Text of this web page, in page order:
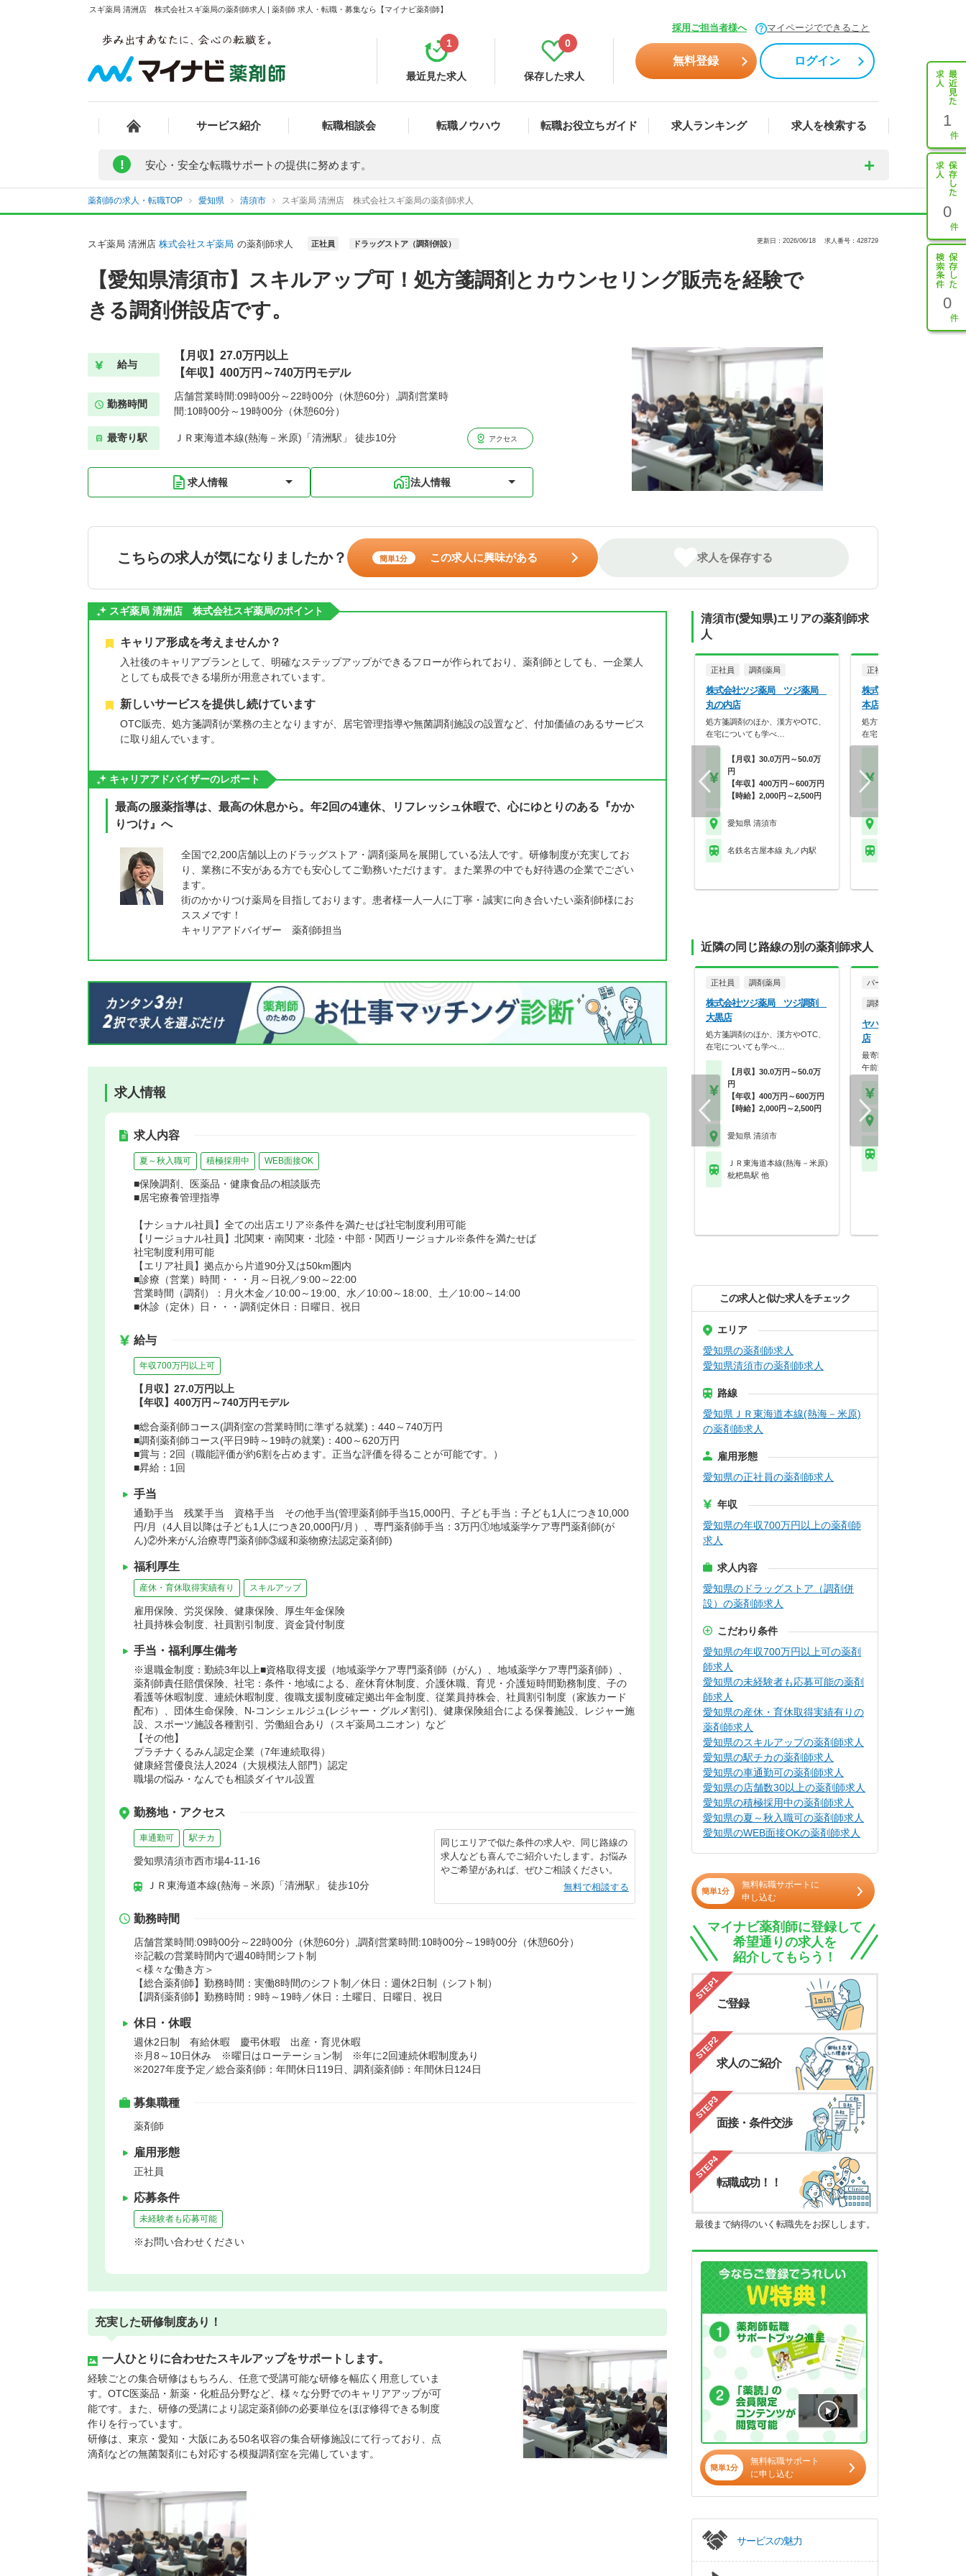
スギ薬局 清洲店 株式会社スギ薬局の薬剤師求人 | 薬剤師 求人・転職・募集なら【マイナビ薬剤師】
採用ご担当者様へ マイページでできること
最近見た求人
1
保存した求人
0
無料登録 ログイン
サービス紹介 転職相談会 転職ノウハウ 転職お役立ちガイド 求人ランキング 求人を検索する 1
0
0
! 安心・安全な転職サポートの提供に努めます。
薬剤師の求人・転職TOP 愛知県 清須市 スギ薬局 清洲店 株式会社スギ薬局の薬剤師求人
スギ薬局 清洲店 株式会社スギ薬局 の薬剤師求人 正社員 ドラッグストア（調剤併設） 更新日：2026/06/18 求人番号：428729
【愛知県清須市】スキルアップ可！処方箋調剤とカウンセリング販売を経験で
きる調剤併設店です。
給与
【月収】27.0万円以上
【年収】400万円～740万円モデル
勤務時間
店舗営業時間:09時00分～22時00分（休憩60分）,調剤営業時
間:10時00分～19時00分（休憩60分）
最寄り駅 ＪＲ東海道本線(熱海－米原)「清洲駅」 徒歩10分 アクセス
求人情報 法人情報
こちらの求人が気になりましたか？ 簡単1分 この求人に興味がある 求人を保存する
スギ薬局 清洲店 株式会社スギ薬局のポイント
キャリア形成を考えませんか？
入社後のキャリアプランとして、明確なステップアップができるフローが作られており、薬剤師としても、一企業人
としても成長できる場所が用意されています。
新しいサービスを提供し続けています
OTC販売、処方箋調剤が業務の主となりますが、居宅管理指導や無菌調剤施設の設置など、付加価値のあるサービス
に取り組んでいます。
キャリアアドバイザーのレポート
最高の服薬指導は、最高の休息から。年2回の4連休、リフレッシュ休暇で、心にゆとりのある『かか
りつけ』へ
全国で2,200店舗以上のドラッグストア・調剤薬局を展開している法人です。研修制度が充実してお
り、業務に不安がある方でも安心してご勤務いただけます。また業界の中でも好待遇の企業でござい
ます。
街のかかりつけ薬局を目指しております。患者様一人一人に丁寧・誠実に向き合いたい薬剤師様にお
ススメです！
キャリアアドバイザー 薬剤師担当
求人情報
求人内容
夏～秋入職可 積極採用中 WEB面接OK
■保険調剤、医薬品・健康食品の相談販売
■居宅療養管理指導
【ナショナル社員】全ての出店エリア※条件を満たせば社宅制度利用可能
【リージョナル社員】北関東・南関東・北陸・中部・関西リージョナル※条件を満たせば
社宅制度利用可能
【エリア社員】拠点から片道90分又は50km圏内
■診療（営業）時間・・・月～日祝／9:00～22:00
営業時間（調剤）：月火木金／10:00～19:00、水／10:00～18:00、土／10:00～14:00
■休診（定休）日・・・調剤定休日：日曜日、祝日
給与
年収700万円以上可
【月収】27.0万円以上
【年収】400万円～740万円モデル
■総合薬剤師コース(調剤室の営業時間に準ずる就業)：440～740万円
■調剤薬剤師コース(平日9時～19時の就業)：400～620万円
■賞与：2回（職能評価が約6割を占めます。正当な評価を得ることが可能です。）
■昇給：1回
手当
通勤手当 残業手当 資格手当 その他手当(管理薬剤師手当15,000円、子ども手当：子ども1人につき10,000
円/月（4人目以降は子ども1人につき20,000円/月）、専門薬剤師手当：3万円①地域薬学ケア専門薬剤師(が
ん)②外来がん治療専門薬剤師③緩和薬物療法認定薬剤師)
福利厚生
産休・育休取得実績有り スキルアップ
雇用保険、労災保険、健康保険、厚生年金保険
社員持株会制度、社員割引制度、資金貸付制度
手当・福利厚生備考
※退職金制度：勤続3年以上■資格取得支援（地域薬学ケア専門薬剤師（がん）、地域薬学ケア専門薬剤師）、
薬剤師責任賠償保険、社宅：条件・地域による、産休育休制度、介護休職、育児・介護短時間勤務制度、子の
看護等休暇制度、連続休暇制度、復職支援制度確定拠出年金制度、従業員持株会、社員割引制度（家族カード
配布）、団体生命保険、N-コンシェルジュ(レジャー・グルメ割引)、健康保険組合による保養施設、レジャー施
設、スポーツ施設各種割引、労働組合あり（スギ薬局ユニオン）など
【その他】
プラチナくるみん認定企業（7年連続取得）
健康経営優良法人2024（大規模法人部門）認定
職場の悩み・なんでも相談ダイヤル設置
勤務地・アクセス
車通勤可 駅チカ
愛知県清須市西市場4-11-16
ＪＲ東海道本線(熱海－米原)「清洲駅」 徒歩10分
同じエリアで似た条件の求人や、同じ路線の
求人なども喜んでご紹介いたします。お悩み
やご希望があれば、ぜひご相談ください。
無料で相談する
勤務時間
店舗営業時間:09時00分～22時00分（休憩60分）,調剤営業時間:10時00分～19時00分（休憩60分）
※記載の営業時間内で週40時間シフト制
＜様々な働き方＞
【総合薬剤師】勤務時間：実働8時間のシフト制／休日：週休2日制（シフト制）
【調剤薬剤師】勤務時間：9時～19時／休日：土曜日、日曜日、祝日
休日・休暇
週休2日制 有給休暇 慶弔休暇 出産・育児休暇
※月8～10日休み ※曜日はローテーション制 ※年に2回連続休暇制度あり
※2027年度予定／総合薬剤師：年間休日119日、調剤薬剤師：年間休日124日
募集職種
薬剤師
雇用形態
正社員
応募条件
未経験者も応募可能
※お問い合わせください
充実した研修制度あり！
一人ひとりに合わせたスキルアップをサポートします。
経験ごとの集合研修はもちろん、任意で受講可能な研修を幅広く用意していま
す。OTC医薬品・新薬・化粧品分野など、様々な分野でのキャリアアップが可
能です。また、研修の受講により認定薬剤師の必要単位をほぼ修得できる制度
作りを行っています。
研修は、東京・愛知・大阪にある50名収容の集合研修施設にて行っており、点
滴剤などの無菌製剤にも対応する模擬調剤室を完備しています。
清須市(愛知県)エリアの薬剤師求
人
正社員 調剤薬局
株式会社ツジ薬局 ツジ薬局
丸の内店
処方箋調剤のほか、漢方やOTC、
在宅についても学べ…
【月収】30.0万円～50.0万
円
【年収】400万円～600万円
【時給】2,000円～2,500円
愛知県 清須市
名鉄名古屋本線 丸ノ内駅
正社員
株式会社ツジ薬局 ツジ
本店
処方箋調剤のほか、漢方や
在宅についても学べ…
近隣の同じ路線の別の薬剤師求人
正社員 調剤薬局
株式会社ツジ薬局 ツジ調剤
大黒店
処方箋調剤のほか、漢方やOTC、
在宅についても学べ…
【月収】30.0万円～50.0万
円
【年収】400万円～600万円
【時給】2,000円～2,500円
愛知県 清須市
ＪＲ東海道本線(熱海－米原)
枇杷島駅 他
パート・アルバイト
調剤薬局
ヤハタ薬局 ヤハタ薬局
店
最寄駅からも近くアクセス抜
午前勤務のみで曜日は…
この求人と似た求人をチェック
エリア
愛知県の薬剤師求人
愛知県清須市の薬剤師求人
路線
愛知県ＪＲ東海道本線(熱海－米原)
の薬剤師求人
雇用形態
愛知県の正社員の薬剤師求人
年収
愛知県の年収700万円以上の薬剤師
求人
求人内容
愛知県のドラッグストア（調剤併
設）の薬剤師求人
こだわり条件
愛知県の年収700万円以上可の薬剤
師求人
愛知県の未経験者も応募可能の薬剤
師求人
愛知県の産休・育休取得実績有りの
薬剤師求人
愛知県のスキルアップの薬剤師求人
愛知県の駅チカの薬剤師求人
愛知県の車通勤可の薬剤師求人
愛知県の店舗数30以上の薬剤師求人
愛知県の積極採用中の薬剤師求人
愛知県の夏～秋入職可の薬剤師求人
愛知県のWEB面接OKの薬剤師求人
簡単1分
無料転職サポートに
申し込む
マイナビ薬剤師に登録して
希望通りの求人を
紹介してもらう！
STEP1
ご登録
STEP2
求人のご紹介
STEP3
面接・条件交渉
STEP4
転職成功！！
最後まで納得のいく転職先をお探しします。
簡単1分
無料転職サポート
に申し込む
サービスの魅力